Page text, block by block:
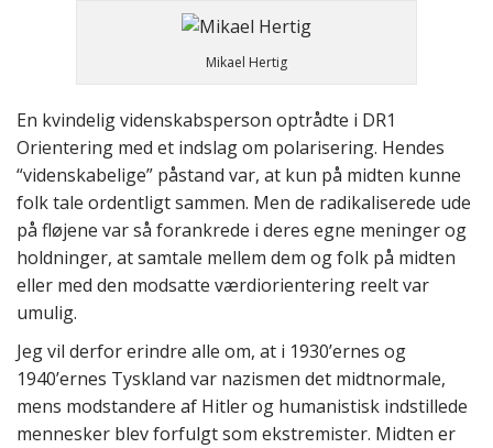
Mikael Hertig
En kvindelig videnskabsperson optrådte i DR1
Orientering med et indslag om polarisering. Hendes
“videnskabelige” påstand var, at kun på midten kunne
folk tale ordentligt sammen. Men de radikaliserede ude
på fløjene var så forankrede i deres egne meninger og
holdninger, at samtale mellem dem og folk på midten
eller med den modsatte værdiorientering reelt var
umulig.
Jeg vil derfor erindre alle om, at i 1930’ernes og
1940’ernes Tyskland var nazismen det midtnormale,
mens modstandere af Hitler og humanistisk indstillede
mennesker blev forfulgt som ekstremister. Midten er